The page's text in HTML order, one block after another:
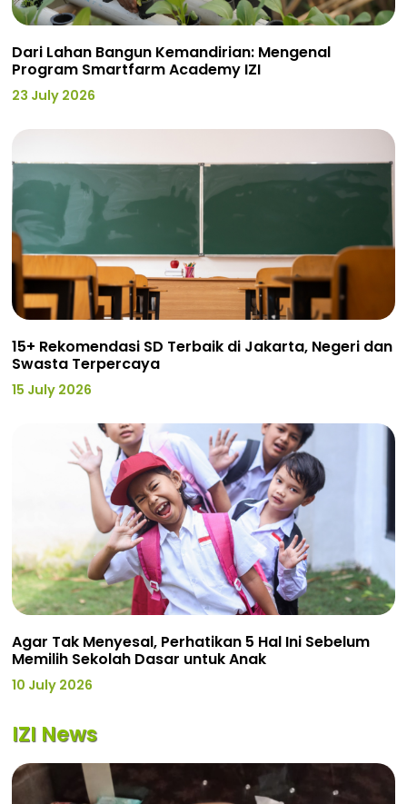
Dari Lahan Bangun Kemandirian: Mengenal
Program Smartfarm Academy IZI
23 July 2026
15+ Rekomendasi SD Terbaik di Jakarta, Negeri dan
Swasta Terpercaya
15 July 2026
Agar Tak Menyesal, Perhatikan 5 Hal Ini Sebelum
Memilih Sekolah Dasar untuk Anak
10 July 2026
IZI News